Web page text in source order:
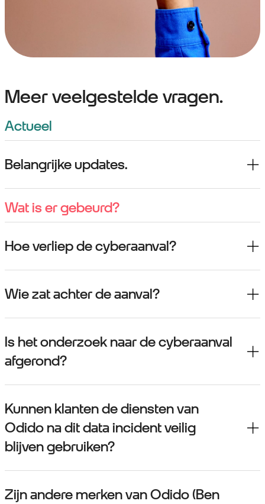
Meer veelgestelde vragen.
Actueel
Belangrijke updates.
Wat is er gebeurd?
Hoe verliep de cyberaanval?
Wie zat achter de aanval?
Is het onderzoek naar de cyberaanval
afgerond?
Kunnen klanten de diensten van
Odido na dit data incident veilig
blijven gebruiken?
Zijn andere merken van Odido (Ben